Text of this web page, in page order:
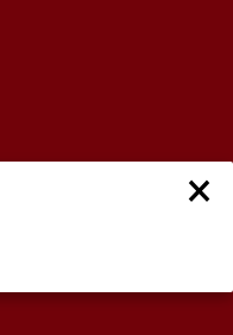
×